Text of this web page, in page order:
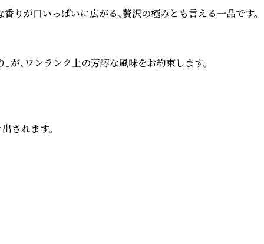
りが口いっぱいに広がる、贅沢の極みとも言える一品です。
が、ワンランク上の芳醇な風味をお約束します。
されます。